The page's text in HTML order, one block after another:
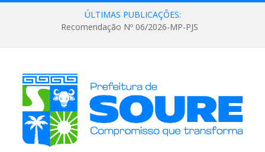
ÚLTIMAS PUBLICAÇÕES:
Recomendação Nº 06/2026-MP-PJS